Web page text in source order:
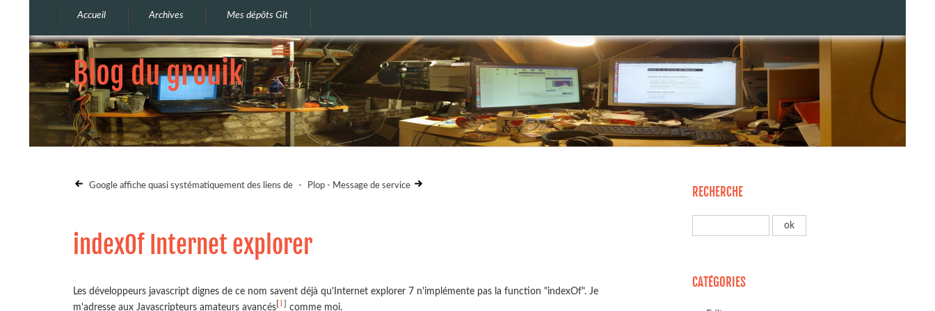
Accueil Archives Mes dépôts Git
Blog du grouik
Google affiche quasi systématiquement des liens de - Plop - Message de service
indexOf Internet explorer
Les développeurs javascript dignes de ce nom savent déjà qu'Internet explorer 7 n'implémente pas la function "indexOf". Je
m'adresse aux Javascripteurs amateurs avancés[1] comme moi.
RECHERCHE
CATÉGORIES